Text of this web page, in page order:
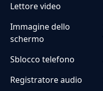
Lettore video
Immagine dello
schermo
Sblocco telefono
Registratore audio